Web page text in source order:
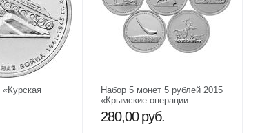
«Курская
Набор 5 монет 5 рублей 2015
«Крымские операции
(Освобождение Крыма)»
280,00 руб.